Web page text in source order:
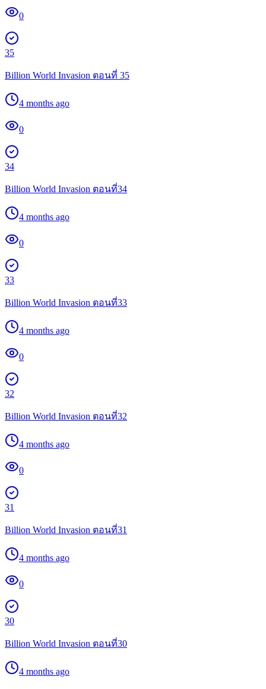
0
35
Billion World Invasion ตอนที่ 35
4 months ago
0
34
Billion World Invasion ตอนที่34
4 months ago
0
33
Billion World Invasion ตอนที่33
4 months ago
0
32
Billion World Invasion ตอนที่32
4 months ago
0
31
Billion World Invasion ตอนที่31
4 months ago
0
30
Billion World Invasion ตอนที่30
4 months ago